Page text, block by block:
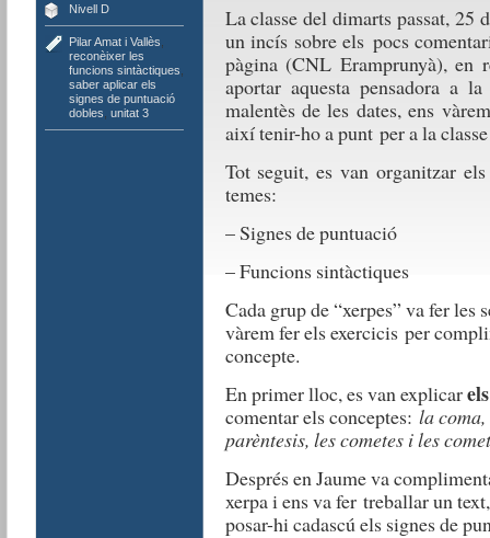
Nivell D
Pilar Amat i Vallès
reconèixer les
funcions sintàctiques
saber aplicar els
signes de puntuació
dobles unitat 3
La classe del dimarts passat, 25
un incís sobre els pocs
pàgina (CNL Eramprunyà), en
aportar aquesta pensadora a
malentès de les dates, ens
així tenir-ho a punt per a la
Tot seguit, es van organitzar
temes:
– Signes de puntuació
– Funcions sintàctiques
Cada grup de “xerpes” va fer les
vàrem fer els exercicis per
concepte.
En primer lloc, es van explicar
comentar els conceptes: la
parèntesis, les cometes i les
Després en Jaume va
xerpa i ens va fer treballar un
posar-hi cadascú els signes de